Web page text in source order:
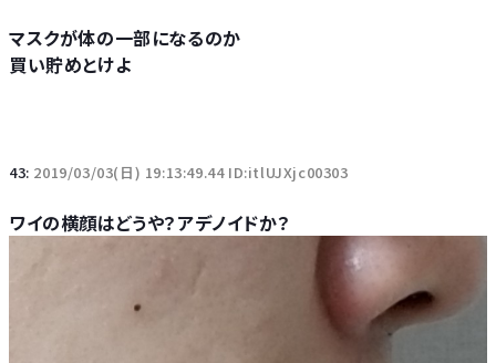
マスクが体の一部になるのか
買い貯めとけよ
43: 2019/03/03(日) 19:13:49.44 ID:itlUJXjc00303
ワイの横顔はどうや？アデノイドか？